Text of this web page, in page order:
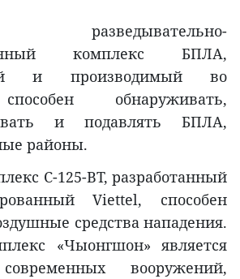
разведывательно-
комплекс БПЛА,
и производимый во
обнаруживать,
и подавлять БПЛА,
районы.
С-125-ВТ, разработанный
Viettel, способен
средства нападения.
«Чыонгшон» является
вооружений,